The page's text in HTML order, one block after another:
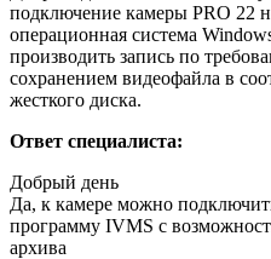
подключение камеры PRO 22
операционная система
производить запись по
сохранением видеофайла в
жесткого диска.
Ответ специалиста:
Добрый день
Да, к камере можно
программу IVMS с
архива